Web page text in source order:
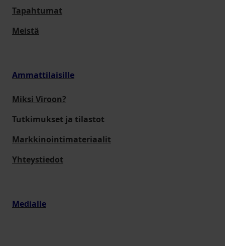
Tapahtumat
Meistä
Ammattilaisille
Miksi Viroon?
Tutkimukset ja tilastot
Markkinointimateriaalit
Yhteystiedot
Medialle